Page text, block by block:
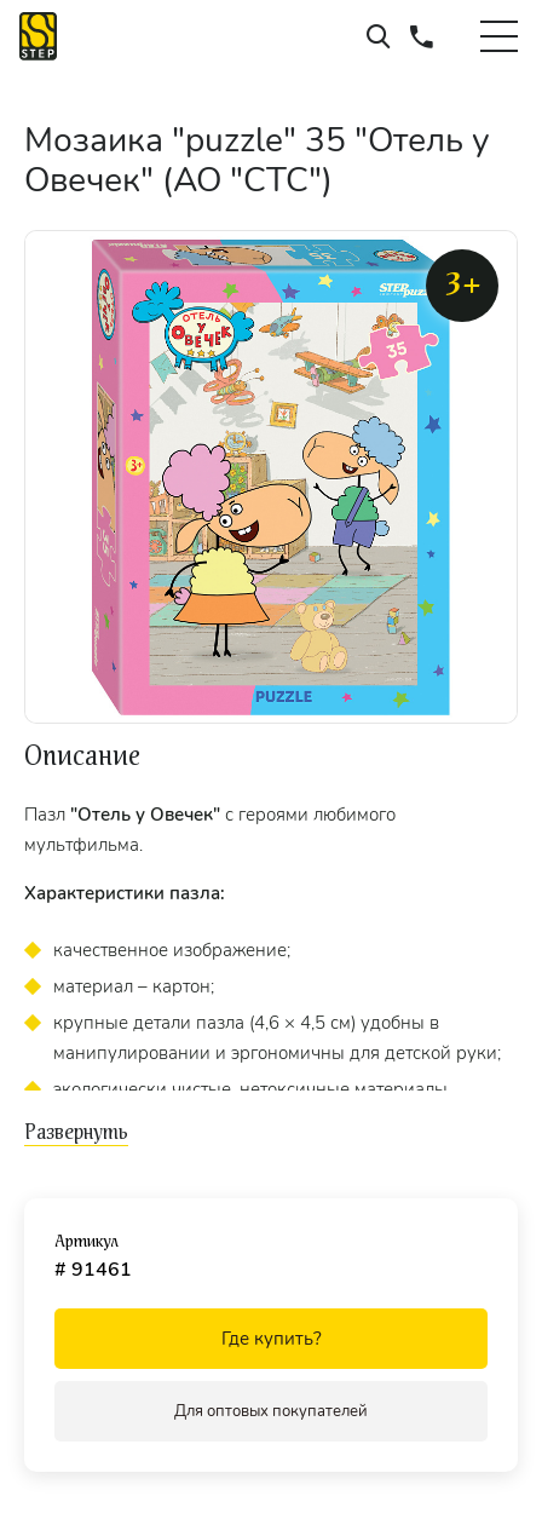
Мозаика "puzzle" 35 "Отель у
Овечек" (АО "СТС")
3+
Описание
Пазл "Отель у Овечек" с героями любимого
мультфильма.
Характеристики пазла:
качественное изображение;
материал – картон;
крупные детали пазла (4,6 × 4,5 см) удобны в
манипулировании и эргономичны для детской руки;
экологически чистые, нетоксичные материалы
пазла и точность подгонки).
Для кого?
Пазл подходит для детейот 3 лет.
Артикул
# 91461
Где купить?
Для оптовых покупателей